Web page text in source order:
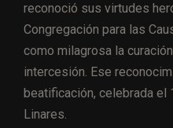
reconoció sus virtudes
Congregación para las
como milagrosa la
intercesión. Ese
beatificación, celebrada el
Linares.